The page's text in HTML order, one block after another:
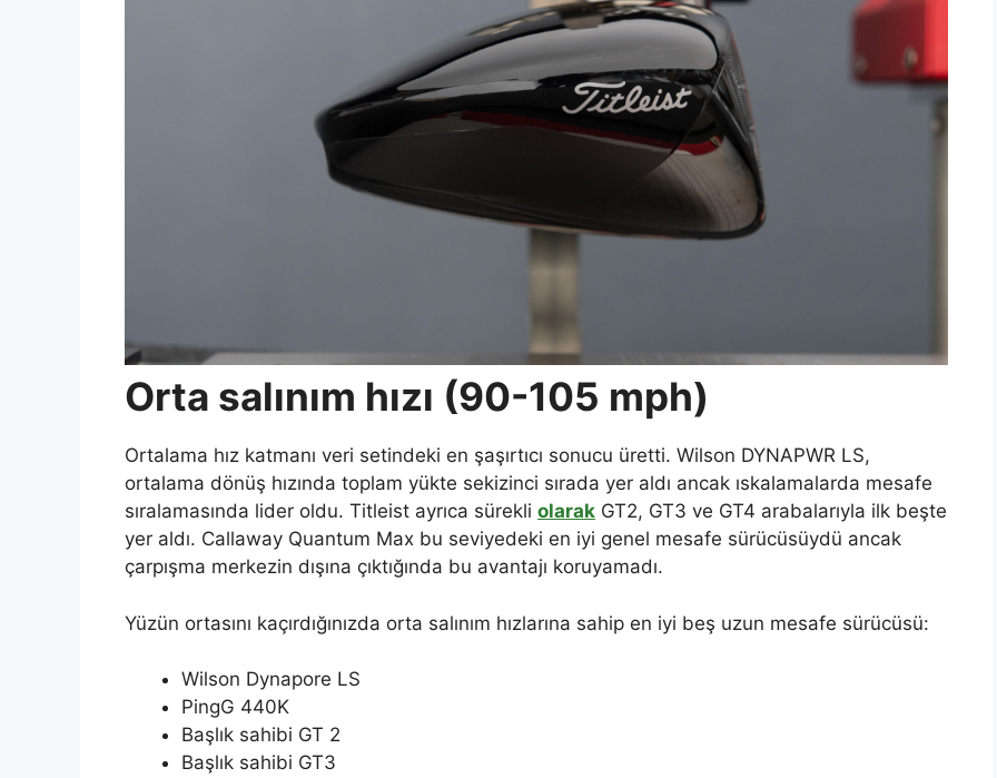
Orta salınım hızı (90-105 mph)
Ortalama hız katmanı veri setindeki en şaşırtıcı sonucu üretti. Wilson DYNAPWR LS,
ortalama dönüş hızında toplam yükte sekizinci sırada yer aldı ancak ıskalamalarda mesafe
sıralamasında lider oldu. Titleist ayrıca sürekli olarak GT2, GT3 ve GT4 arabalarıyla ilk beşte
yer aldı. Callaway Quantum Max bu seviyedeki en iyi genel mesafe sürücüsüydü ancak
çarpışma merkezin dışına çıktığında bu avantajı koruyamadı.
Yüzün ortasını kaçırdığınızda orta salınım hızlarına sahip en iyi beş uzun mesafe sürücüsü:
Wilson Dynapore LS
PingG 440K
Başlık sahibi GT 2
Başlık sahibi GT3